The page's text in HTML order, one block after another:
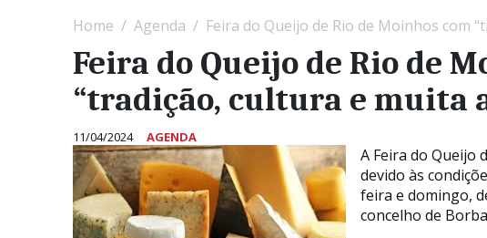
Home Agenda Feira do Queijo de Rio de Moinhos com
Feira do Queijo de Rio de
“tradição, cultura e muita
11/04/2024 AGENDA
A Feira do Queijo
devido às
feira e domingo,
concelho de